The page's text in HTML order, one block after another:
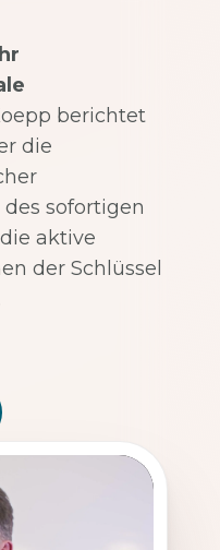
berichtet
die
sofortigen
aktive
der Schlüssel